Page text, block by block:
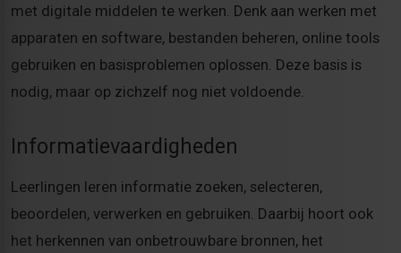
met digitale middelen te werken. Denk aan werken met
apparaten en software, bestanden beheren, online tools
gebruiken en basisproblemen oplossen. Deze basis is
nodig, maar op zichzelf nog niet voldoende.
Informatievaardigheden
Leerlingen leren informatie zoeken, selecteren,
beoordelen, verwerken en gebruiken. Daarbij hoort ook
het herkennen van onbetrouwbare bronnen, het